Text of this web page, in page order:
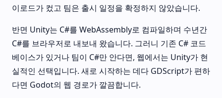
이로드가 컸고 팀은 출시 일정을 확정하지 않았습니다.
반면 Unity는 C#를 WebAssembly로 컴파일하며 수년간
C#를 브라우저로 내보내 왔습니다. 그러니 기존 C# 코드
베이스가 있거나 팀이 C#만 안다면, 웹에서는 Unity가 현
실적인 선택입니다. 새로 시작하는 데다 GDScript가 편하
다면 Godot의 웹 경로가 깔끔합니다.